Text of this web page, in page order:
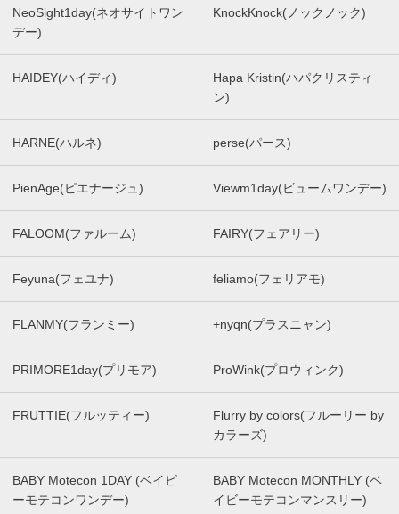
NeoSight1day(ネオサイトワン
デー)
KnockKnock(ノックノック)
HAIDEY(ハイディ)
Hapa Kristin(ハパクリスティ
ン)
HARNE(ハルネ) perse(パース)
PienAge(ピエナージュ) Viewm1day(ビュームワンデー)
FALOOM(ファルーム) FAIRY(フェアリー)
Feyuna(フェユナ) feliamo(フェリアモ)
FLANMY(フランミー) +nyqn(プラスニャン)
PRIMORE1day(プリモア) ProWink(プロウィンク)
FRUTTIE(フルッティー)
Flurry by colors(フルーリー by
カラーズ)
BABY Motecon 1DAY (ベイビ
ーモテコンワンデー)
BABY Motecon MONTHLY (ベ
イビーモテコンマンスリー)